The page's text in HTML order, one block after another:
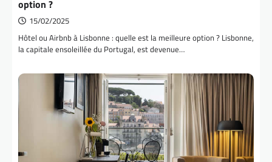
option ?
15/02/2025
Hôtel ou Airbnb à Lisbonne : quelle est la meilleure option ? Lisbonne,
la capitale ensoleillée du Portugal, est devenue…